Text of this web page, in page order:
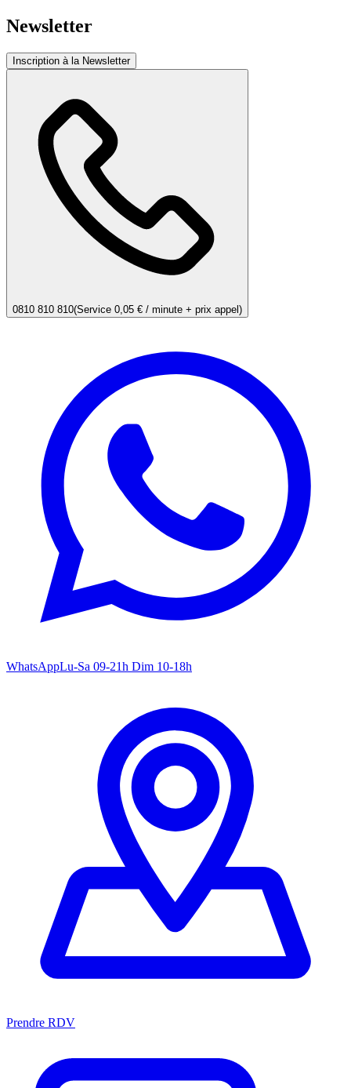
Newsletter
Inscription à la Newsletter
0810 810 810(Service 0,05 € / minute + prix appel)
WhatsAppLu-Sa 09-21h Dim 10-18h
Prendre RDV